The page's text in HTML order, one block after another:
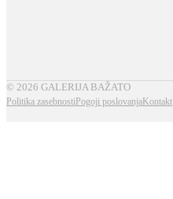
© 2026 GALERIJA BAŽATO
Politika zasebnosti Pogoji poslovanja Kontakt